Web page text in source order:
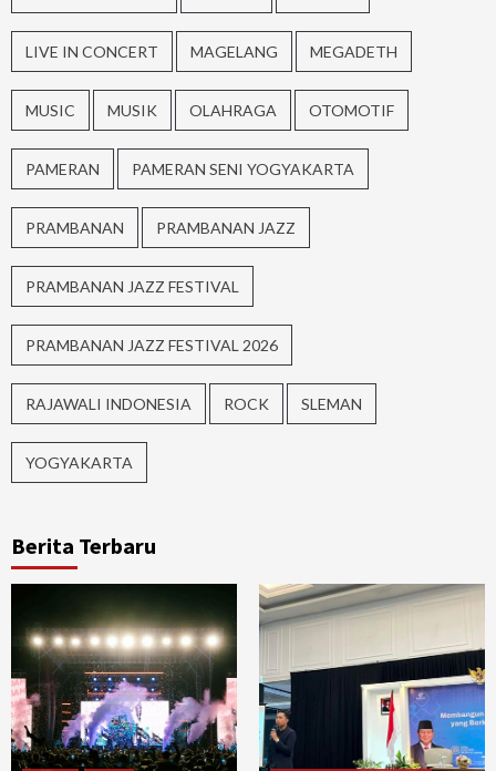
LIVE IN CONCERT MAGELANG MEGADETH
MUSIC MUSIK OLAHRAGA OTOMOTIF
PAMERAN PAMERAN SENI YOGYAKARTA
PRAMBANAN PRAMBANAN JAZZ
PRAMBANAN JAZZ FESTIVAL
PRAMBANAN JAZZ FESTIVAL 2026
RAJAWALI INDONESIA ROCK SLEMAN
YOGYAKARTA
Berita Terbaru